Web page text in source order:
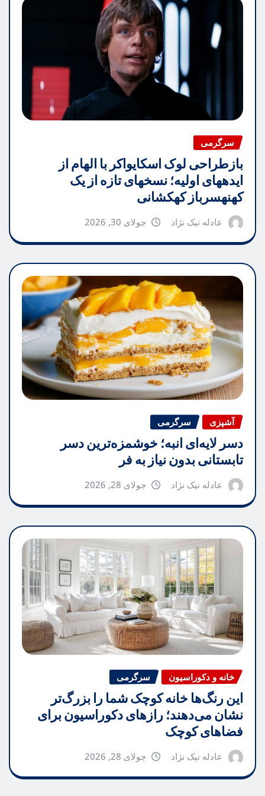
سرگرمی
بازطراحی لوک اسکایواکر با الهام از
ایدههای اولیه؛ نسخهای تازه از یک
کهنهسرباز کهکشانی
عادله نیک نژاد جولای 30, 2026
آشپزی سرگرمی
دسر لایه‌ای انبه؛ خوشمزه‌ترین دسر
تابستانی بدون نیاز به فر
عادله نیک نژاد جولای 28, 2026
خانه و دکوراسیون سرگرمی
این رنگ‌ها خانه کوچک شما را بزرگ‌تر
نشان می‌دهند؛ رازهای دکوراسیون برای
فضاهای کوچک
عادله نیک نژاد جولای 28, 2026